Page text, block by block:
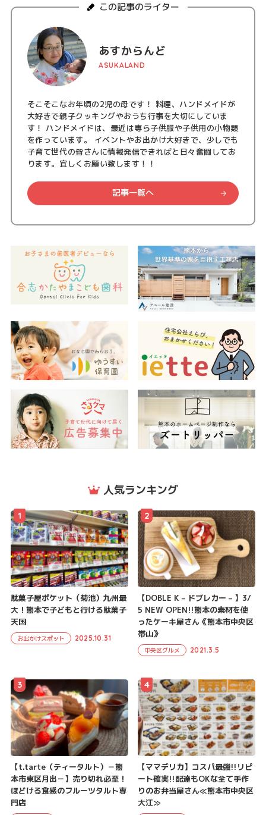
この記事のライター
あすからんど
ASUKALAND
そこそこなお年頃の2児の母です！ 料理、ハンドメイドが
大好きで親子クッキングやおうち行事を大切にしていま
す！ ハンドメイドは、最近は専ら子供服や子供用の小物類
を作っています。 イベントやお出かけ大好きで、少しでも
子育て世代の皆さんに情報発信できればと日々奮闘してお
ります。宜しくお願い致します！！
記事一覧へ
人気ランキング
駄菓子屋ポケット（菊池）九州最
大！熊本で子どもと行ける駄菓子
天国
お出かけスポット 2025.10.31
1
【DOBLE K – ドブレカー – 】3/
5 NEW OPEN!!熊本の素材を使
ったケーキ屋さん《熊本市中央区
帯山》
中央区グルメ 2021.3.5
2
【t.tarte（ティータルト）－熊
本市東区月出－】売り切れ必至！
ほどける食感のフルーツタルト専
門店
3
【ママデリカ】コスパ最強!!リピ
ート確実!!配達もOKな全て手作
りのお弁当屋さん≪熊本市中央区
大江≫
4